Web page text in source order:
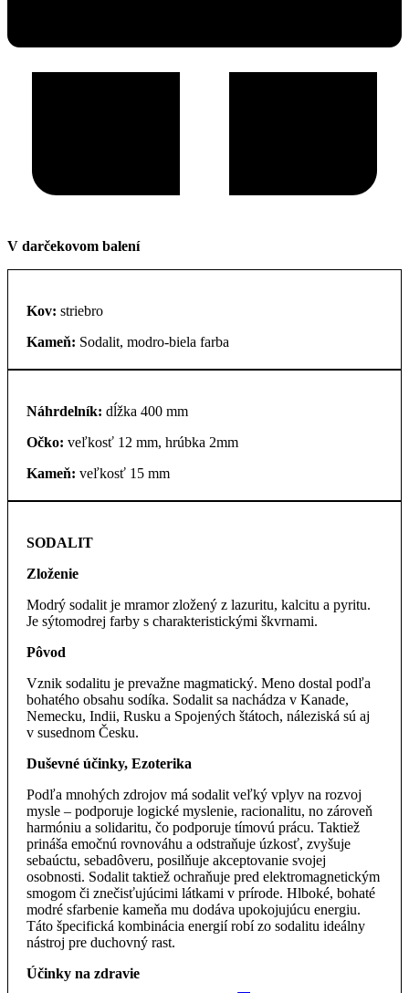
V darčekovom balení
Kov: striebro
Kameň: Sodalit, modro-biela farba
Náhrdelník: dĺžka 400 mm
Očko: veľkosť 12 mm, hrúbka 2mm
Kameň: veľkosť 15 mm
SODALIT
Zloženie
Modrý sodalit je mramor zložený z lazuritu, kalcitu a pyritu.
Je sýtomodrej farby s charakteristickými škvrnami.
Pôvod
Vznik sodalitu je prevažne magmatický. Meno dostal podľa
bohatého obsahu sodíka. Sodalit sa nachádza v Kanade,
Nemecku, Indii, Rusku a Spojených štátoch, náleziská sú aj
v susednom Česku.
Duševné účinky, Ezoterika
Podľa mnohých zdrojov má sodalit veľký vplyv na rozvoj
mysle – podporuje logické myslenie, racionalitu, no zároveň
harmóniu a solidaritu, čo podporuje tímovú prácu. Taktiež
prináša emočnú rovnováhu a odstraňuje úzkosť, zvyšuje
sebaúctu, sebadôveru, posilňuje akceptovanie svojej
osobnosti. Sodalit taktiež ochraňuje pred elektromagnetickým
smogom či znečisťujúcimi látkami v prírode. Hlboké, bohaté
modré sfarbenie kameňa mu dodáva upokojujúcu energiu.
Táto špecifická kombinácia energií robí zo sodalitu ideálny
nástroj pre duchovný rast.
Účinky na zdravie